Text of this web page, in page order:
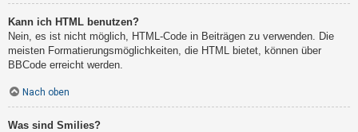
Kann ich HTML benutzen?
Nein, es ist nicht möglich, HTML-Code in Beiträgen zu verwenden. Die
meisten Formatierungsmöglichkeiten, die HTML bietet, können über
BBCode erreicht werden.
Nach oben
Was sind Smilies?